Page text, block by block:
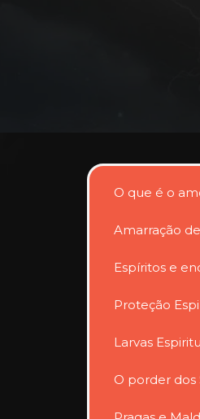
O que é o
Amarração
Espíritos e
Proteção
Larvas
O porder dos